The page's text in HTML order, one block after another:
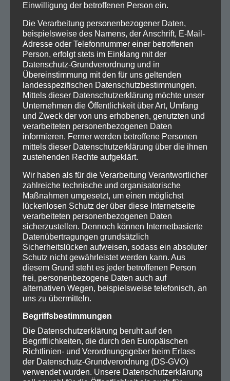
BRASSelBan.de zu mieten
Weihnachtsmusik in der Corona-Zeit
Einwilligung der betroffenen Person ein.
Die Verarbeitung personenbezogener Daten,
beispielsweise des Namens, der Anschrift, E-Mail-
Adresse oder Telefonnummer einer betroffenen
Person, erfolgt stets im Einklang mit der
Datenschutz-Grundverordnung und in
Übereinstimmung mit den für uns geltenden
landesspezifischen Datenschutzbestimmungen.
Mittels dieser Datenschutzerklärung möchte unser
Unternehmen die Öffentlichkeit über Art, Umfang
und Zweck der von uns erhobenen, genutzten und
verarbeiteten personenbezogenen Daten
informieren. Ferner werden betroffene Personen
mittels dieser Datenschutzerklärung über die ihnen
zustehenden Rechte aufgeklärt.
Wir haben als für die Verarbeitung Verantwortlicher
zahlreiche technische und organisatorische
Maßnahmen umgesetzt, um einen möglichst
lückenlosen Schutz der über diese Internetseite
verarbeiteten personenbezogenen Daten
sicherzustellen. Dennoch können Internetbasierte
Datenübertragungen grundsätzlich
Sicherheitslücken aufweisen, sodass ein absoluter
Schutz nicht gewährleistet werden kann. Aus
diesem Grund steht es jeder betroffenen Person
frei, personenbezogene Daten auch auf
alternativen Wegen, beispielsweise telefonisch, an
uns zu übermitteln.
Begriffsbestimmungen
Die Datenschutzerklärung beruht auf den
Begrifflichkeiten, die durch den Europäischen
Richtlinien- und Verordnungsgeber beim Erlass
der Datenschutz-Grundverordnung (DS-GVO)
verwendet wurden. Unsere Datenschutzerklärung